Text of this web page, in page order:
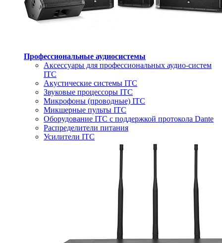
Профессиональные аудиосистемы
Аксессуары для профессиональных аудио-систем
ITC
Акустические системы ITC
Звуковые процессоры ITC
Микрофоны (проводные) ITC
Микшерные пульты ITC
Оборудование ITC с поддержкой протокола Dante
Распределители питания
Усилители ITC